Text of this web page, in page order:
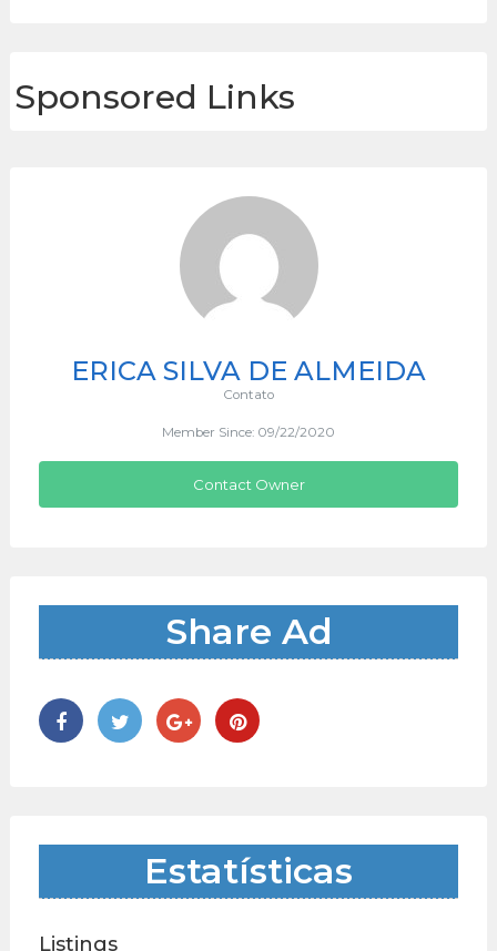
Sponsored Links
ERICA SILVA DE ALMEIDA
Contato
Member Since: 09/22/2020
Contact Owner
Share Ad
Estatísticas
Listings